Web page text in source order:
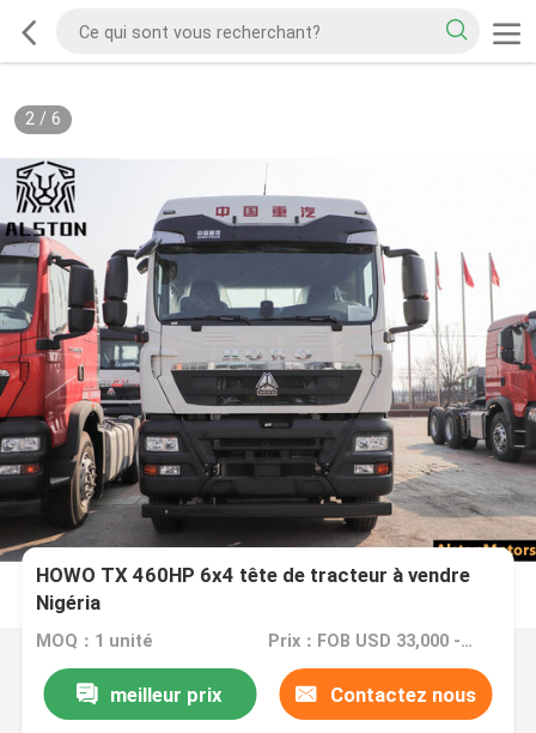
2/ 6
HOWO TX 460HP 6x4 tête de tracteur à vendre
Nigéria
MOQ：1 unité Prix：FOB USD 33,000 - 36,000 PER UNIT
meilleur prix Contactez nous